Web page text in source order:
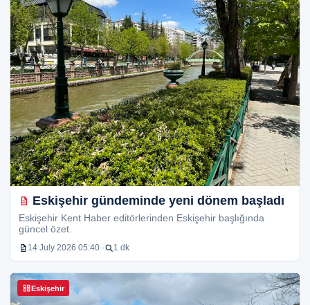
Eskişehir gündeminde yeni dönem başladı
Eskişehir Kent Haber editörlerinden Eskişehir başlığında
güncel özet.
14 July 2026 05:40 · 1 dk
Eskişehir